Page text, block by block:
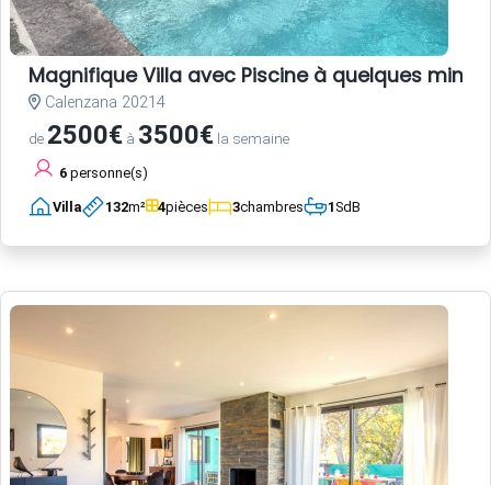
Magnifique Villa avec Piscine à quelques
Calenzana 20214
de 2500€ à 3500€ la semaine
6 personne(s)
Villa 132m² 4pièces 3chambres 1SdB